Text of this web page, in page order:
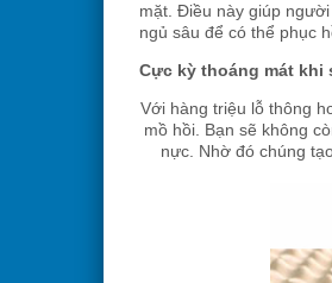
mặt. Điều này giúp
ngủ sâu để có thể phục
Cực kỳ thoáng mát khi
Với hàng triệu lỗ thông
mồ hồi. Bạn sẽ không
nực. Nhờ đó chúng